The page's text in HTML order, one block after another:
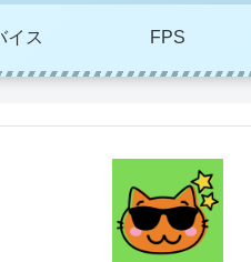
イス FPS